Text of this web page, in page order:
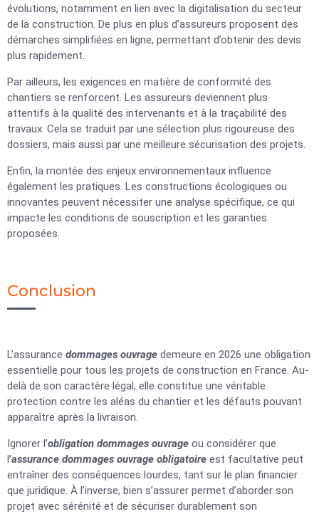
évolutions, notamment en lien avec la digitalisation du secteur
de la construction. De plus en plus d’assureurs proposent des
démarches simplifiées en ligne, permettant d’obtenir des devis
plus rapidement.
Par ailleurs, les exigences en matière de conformité des
chantiers se renforcent. Les assureurs deviennent plus
attentifs à la qualité des intervenants et à la traçabilité des
travaux. Cela se traduit par une sélection plus rigoureuse des
dossiers, mais aussi par une meilleure sécurisation des projets.
Enfin, la montée des enjeux environnementaux influence
également les pratiques. Les constructions écologiques ou
innovantes peuvent nécessiter une analyse spécifique, ce qui
impacte les conditions de souscription et les garanties
proposées.
Conclusion
L’assurance dommages ouvrage demeure en 2026 une obligation
essentielle pour tous les projets de construction en France. Au-
delà de son caractère légal, elle constitue une véritable
protection contre les aléas du chantier et les défauts pouvant
apparaître après la livraison.
Ignorer l’obligation dommages ouvrage ou considérer que
l’assurance dommages ouvrage obligatoire est facultative peut
entraîner des conséquences lourdes, tant sur le plan financier
que juridique. À l’inverse, bien s’assurer permet d’aborder son
projet avec sérénité et de sécuriser durablement son